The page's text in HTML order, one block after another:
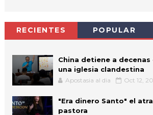
RECIENTES POPULAR
China detiene a
una iglesia clandestina
Apostasia al dia Oct 12,
"Era dinero Santo" el
pastora